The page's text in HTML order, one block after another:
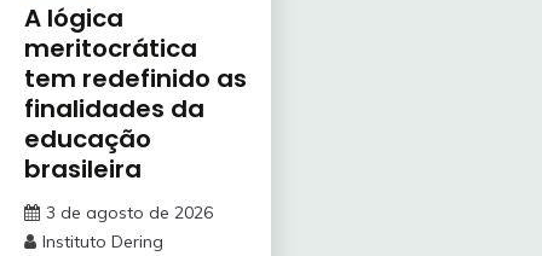
A lógica
meritocrática
tem redefinido as
finalidades da
educação
brasileira
3 de agosto de 2026
Instituto Dering